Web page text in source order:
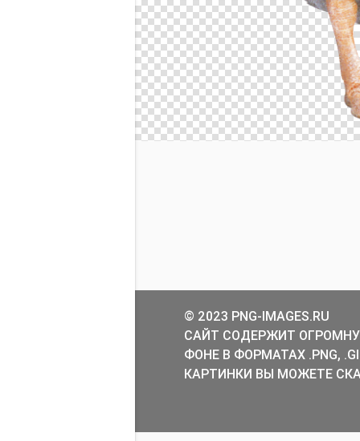
© 2023 PNG-IMAGES.RU
САЙТ СОДЕРЖИТ
ФОНЕ В ФОРМАТАХ .PNG,
КАРТИНКИ ВЫ МОЖЕТЕ